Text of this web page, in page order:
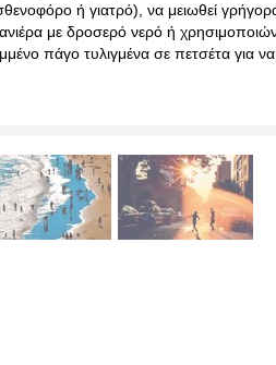
ή γιατρό), να μειωθεί
με δροσερό νερό ή
πάγο τυλιγμένα σε πετσέτα για να